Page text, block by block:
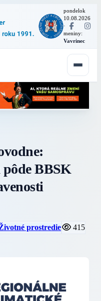
pondelok
10.08.2026
·
meniny:
Vavrinec
BBSK
prostredie
415